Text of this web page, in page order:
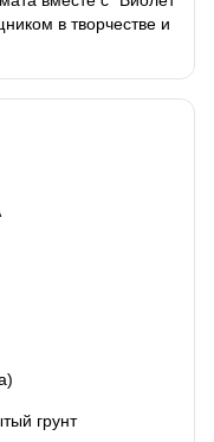
в творчестве и
грунт